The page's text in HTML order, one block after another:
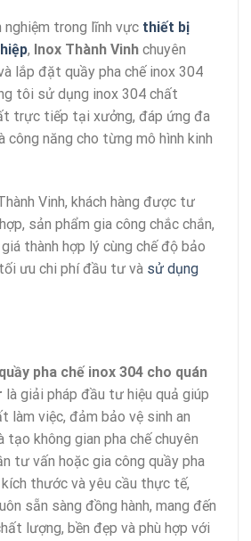
nghiệm trong lĩnh vực thiết bị
, Inox Thành Vinh chuyên
lắp đặt quầy pha chế inox 304
tôi sử dụng inox 304 chất
trực tiếp tại xưởng, đáp ứng đa
công năng cho từng mô hình kinh
Vinh, khách hàng được tư
sản phẩm gia công chắc chắn,
thành hợp lý cùng chế độ bảo
ưu chi phí đầu tư và sử dụng
pha chế inox 304 cho quán
là giải pháp đầu tư hiệu quả giúp
làm việc, đảm bảo vệ sinh an
tạo không gian pha chế chuyên
tư vấn hoặc gia công quầy pha
thước và yêu cầu thực tế,
luôn sẵn sàng đồng hành, mang đến
lượng, bền đẹp và phù hợp với